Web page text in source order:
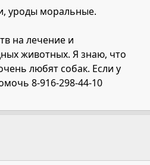
уроды моральные.
на лечение и
животных. Я знаю, что
любят собак. Если у
8-916-298-44-10